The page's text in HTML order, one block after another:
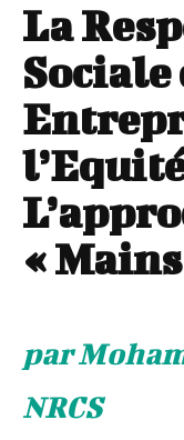
La
Sociale
«
par
NRCS